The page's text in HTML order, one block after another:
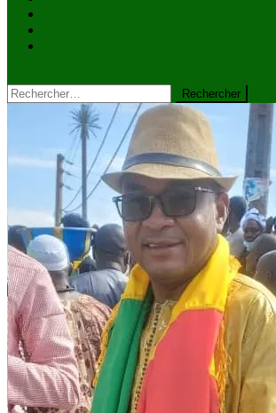
Rechercher :